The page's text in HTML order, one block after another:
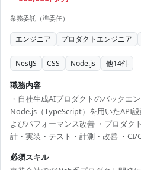
業務委託（準委任）
エンジニア プロダクトエンジニア
NestJS CSS Node.js 他14件
職務内容
・自社生成AIプロダクトのバックエ
Node.js（TypeScript）を用いたAPI
よびパフォーマンス改善 ・プロダク
計・実装・テスト・計測・改善 ・CI/
クトエンジニア中心の少数精鋭チー
必須スキル